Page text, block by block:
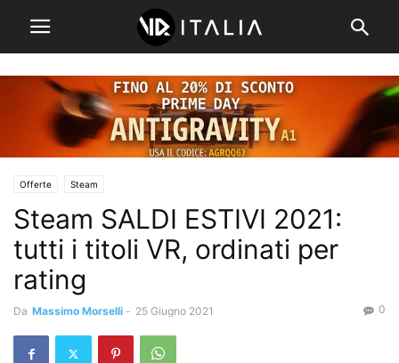
Offerte Steam
Steam SALDI ESTIVI 2021:
tutti i titoli VR, ordinati per
rating
Da Massimo Morselli - 25 Giugno 2021 0